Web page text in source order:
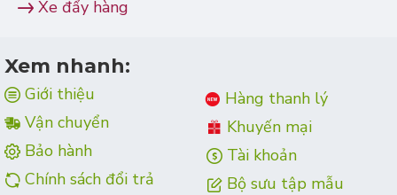
Xe đẩy hàng
Xem nhanh:
Giới thiệu
Vận chuyển
Bảo hành
Chính sách đổi trả
Hàng thanh lý
Khuyến mại
Tài khoản
Bộ sưu tập mẫu